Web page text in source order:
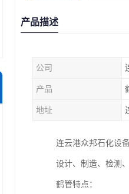
产品描述
公司
产品
地址
连云港众邦石化设
设计、制造、检测
鹤管特点：